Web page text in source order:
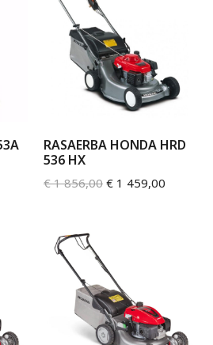
RASAERBA HONDA HRD
536 HX
€1 856,00 € 1 459,00